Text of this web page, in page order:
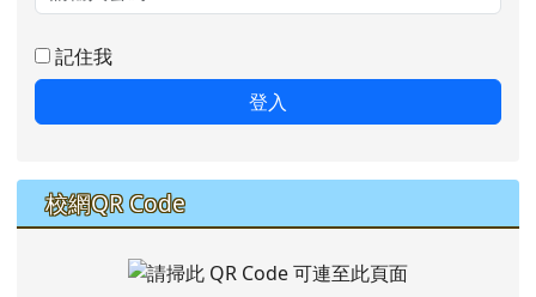
記住我
登入
校網QR Code